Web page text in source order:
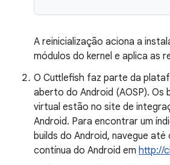
A reinicialização aciona a
módulos do kernel e aplica as
O Cuttlefish faz parte da
aberto do Android (AOSP). Os
virtual estão no site de
Android. Para encontrar um
builds do Android, navegue
contínua do Android em http://